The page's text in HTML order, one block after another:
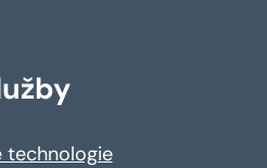
technologie